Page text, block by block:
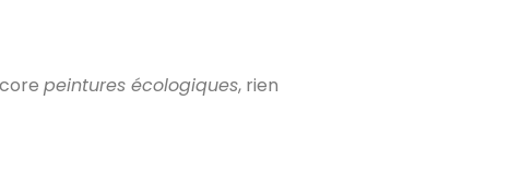
peintures écologiques, rien